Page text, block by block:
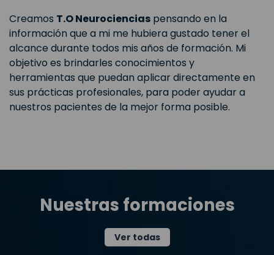
Creamos T.O Neurociencias pensando en la
información que a mi me hubiera gustado tener el
alcance durante todos mis años de formación. Mi
objetivo es brindarles conocimientos y
herramientas que puedan aplicar directamente en
sus prácticas profesionales, para poder ayudar a
nuestros pacientes de la mejor forma posible.
Nuestras formaciones
Ver todas